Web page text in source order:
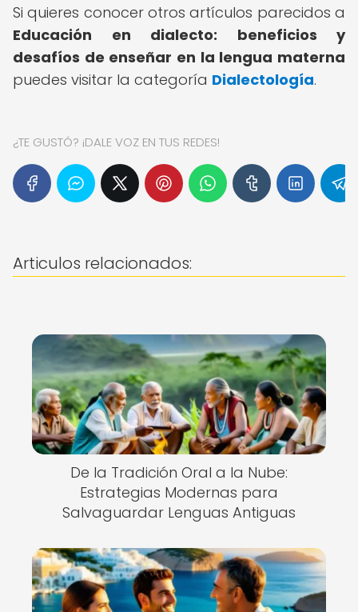
Si quieres conocer otros artículos parecidos a
Educación en dialecto: beneficios y
desafíos de enseñar en la lengua materna
puedes visitar la categoría Dialectología.
¿TE GUSTÓ? ¡DALE VOZ EN TUS REDES!
Articulos relacionados:
De la Tradición Oral a la Nube:
Estrategias Modernas para
Salvaguardar Lenguas Antiguas